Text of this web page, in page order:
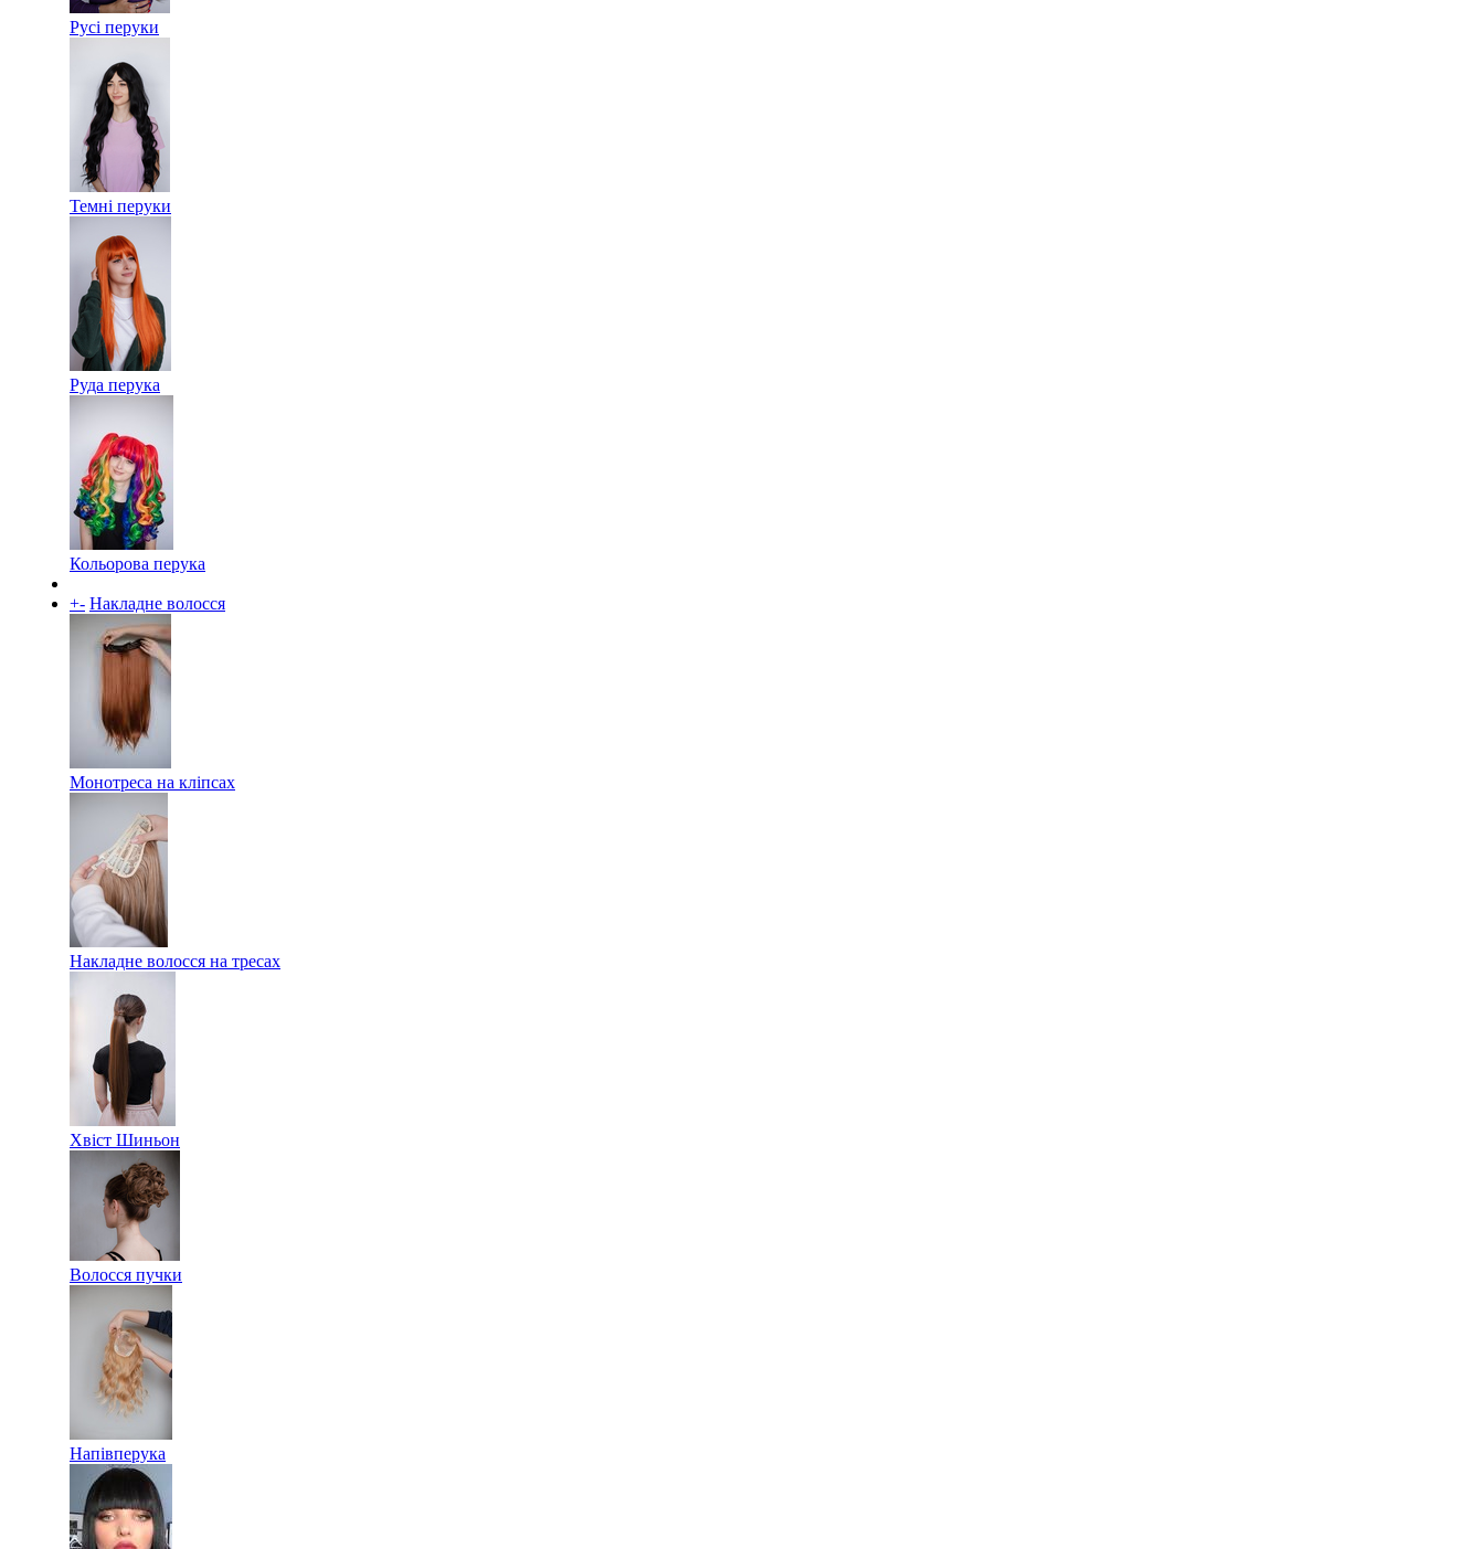
Русі перуки
Темні перуки
Руда перука
Кольорова перука
+- Накладне волосся
Монотреса на кліпсах
Накладне волосся на тресах
Хвіст Шиньон
Волосся пучки
Напівперука